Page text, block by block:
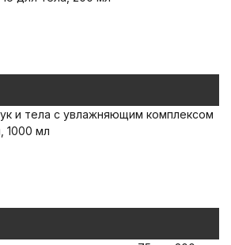
и тела с увлажняющим комплексом
1000 мл